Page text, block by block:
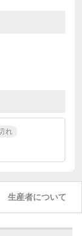
れ
生産者について